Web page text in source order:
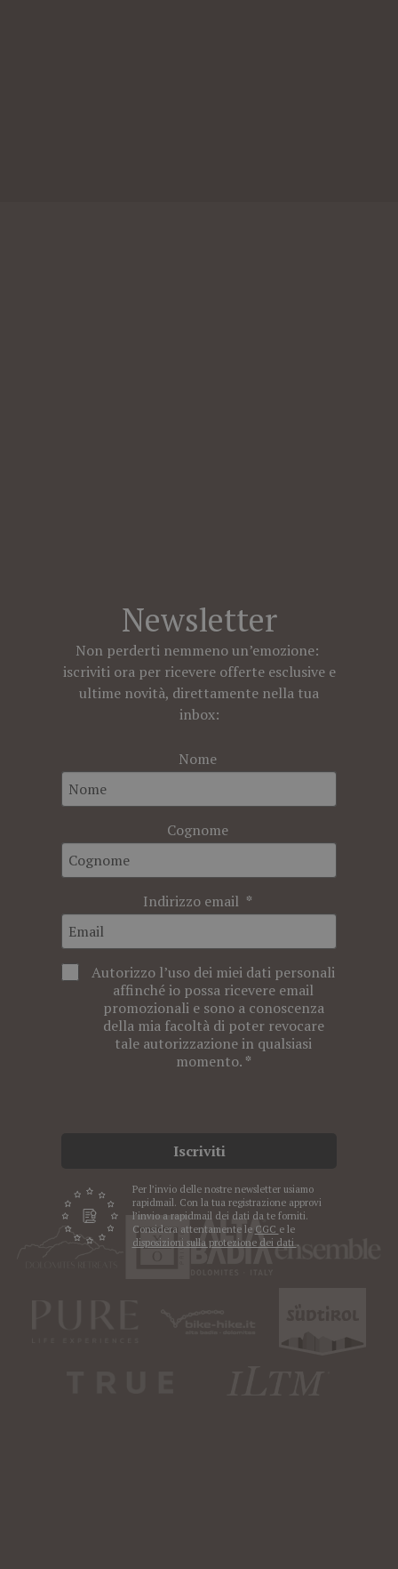
Newsletter
Non perderti nemmeno un’emozione:
iscriviti ora per ricevere offerte esclusive e
ultime novità, direttamente nella tua
inbox:
Nome
Cognome
Indirizzo email
Autorizzo l’uso dei miei dati personali
affinché io possa ricevere email
promozionali e sono a conoscenza
della mia facoltà di poter revocare
tale autorizzazione in qualsiasi
momento.
Iscriviti
Per l’invio delle nostre newsletter usiamo
rapidmail. Con la tua registrazione approvi
l’invio a rapidmail dei dati da te forniti.
Considera attentamente le CGC e le
disposizioni sulla protezione dei dati .